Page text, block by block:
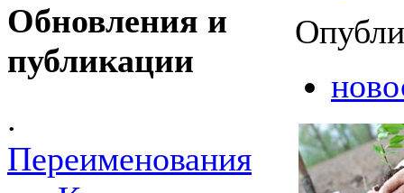
Обновления и
публикации
.
Переименования